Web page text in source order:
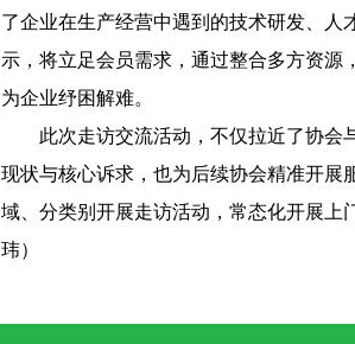
了企业在生产经营中遇到的技术研发、人
示 ，将立足会员需求， 通过整合多方资源
为企业纾困解难。
此次走访交流活动，不仅拉近了协会
现状与核心诉求，也为后续协会精准开展
域、分类别开展走访活动 ，常态化开展 上
玮）